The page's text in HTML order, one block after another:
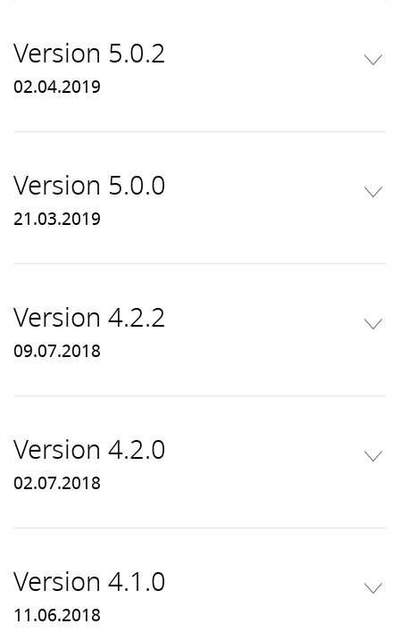
Version 5.0.2
02.04.2019
Version 5.0.0
21.03.2019
Version 4.2.2
09.07.2018
Version 4.2.0
02.07.2018
Version 4.1.0
11.06.2018